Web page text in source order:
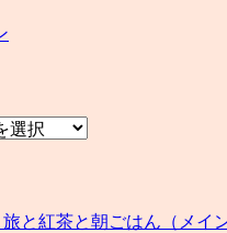
と紅茶と朝ごはん（メイ